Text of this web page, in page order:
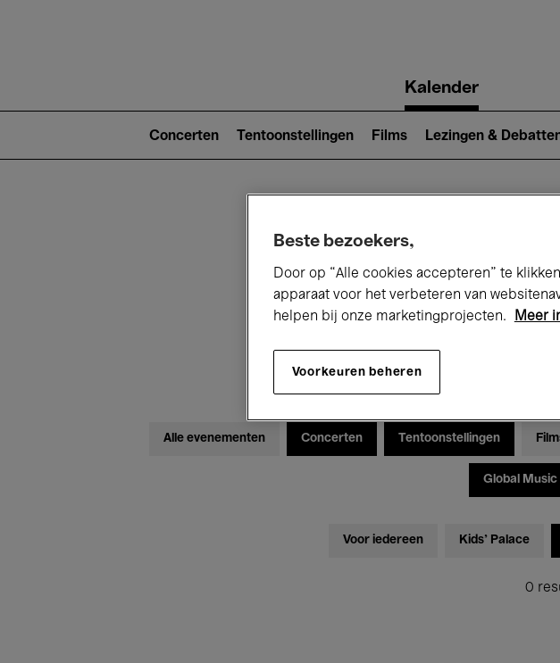
navigationKalender
2)
Concerten Tentoonstellingen Films Lezingen &
Alle evenementen Concerten Tentoonstellingen
Global Music
Voor iedereen Kids’ Palace
0
Beste bezoekers,
Door op “Alle cookies accepteren” te
apparaat voor het verbeteren van
helpen bij onze marketingprojecten.
Meer
Voorkeuren beheren